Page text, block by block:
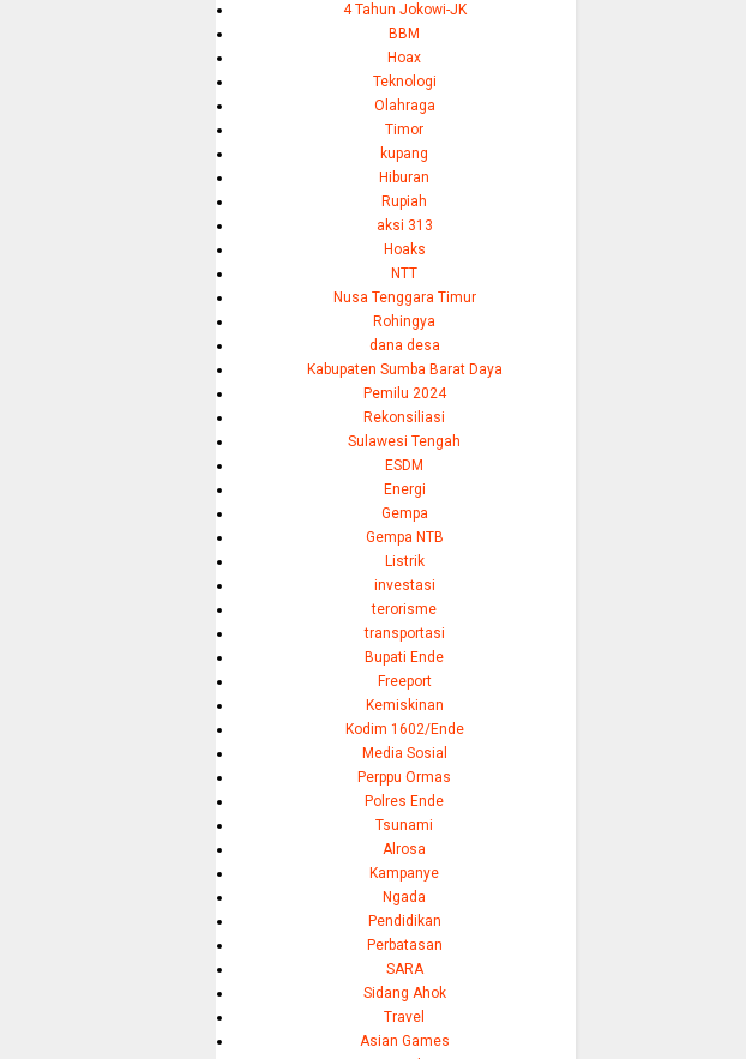
4 Tahun Jokowi-JK
BBM
Hoax
Teknologi
Olahraga
Timor
kupang
Hiburan
Rupiah
aksi 313
Hoaks
NTT
Nusa Tenggara Timur
Rohingya
dana desa
Kabupaten Sumba Barat Daya
Pemilu 2024
Rekonsiliasi
Sulawesi Tengah
ESDM
Energi
Gempa
Gempa NTB
Listrik
investasi
terorisme
transportasi
Bupati Ende
Freeport
Kemiskinan
Kodim 1602/Ende
Media Sosial
Perppu Ormas
Polres Ende
Tsunami
Alrosa
Kampanye
Ngada
Pendidikan
Perbatasan
SARA
Sidang Ahok
Travel
Asian Games